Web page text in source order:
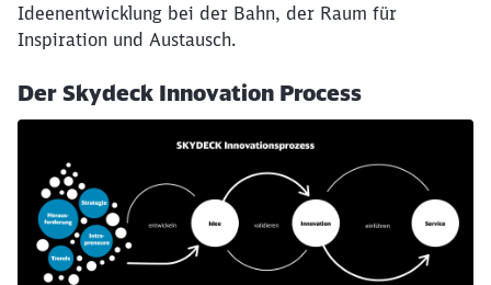
Ideenentwicklung bei der Bahn, der Raum für
Inspiration und Austausch.
Der Skydeck Innovation Process